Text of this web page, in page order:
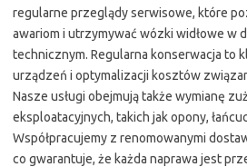
regularne przeglądy serwisowe, które
awariom i utrzymywać wózki widłowe w
technicznym. Regularna konserwacja to
urządzeń i optymalizacji kosztów
Nasze usługi obejmują także wymianę
eksploatacyjnych, takich jak opony,
Współpracujemy z renomowanymi
co gwarantuje, że każda naprawa jest